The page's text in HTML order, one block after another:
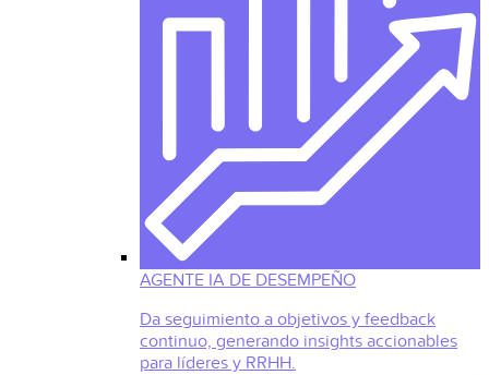
AGENTE IA DE DESEMPEÑO
Da seguimiento a objetivos y feedback
continuo, generando insights accionables
para líderes y RRHH.